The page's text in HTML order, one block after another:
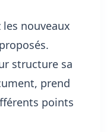
les nouveaux
structure sa
prend
points